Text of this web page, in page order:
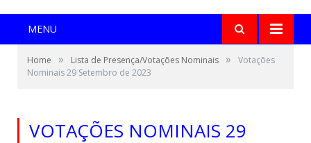
MENU
Home » Lista de Presença/Votações Nominais »
Votações
Nominais 29 Setembro de 2023
VOTAÇÕES NOMINAIS 29